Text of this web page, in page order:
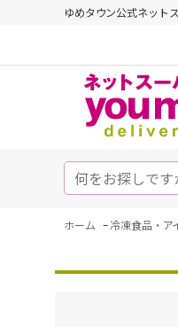
ゆめタウン公式ネット
ホーム - 冷凍食品・ア